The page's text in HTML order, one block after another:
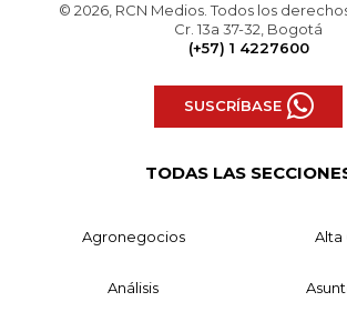
© 2026, RCN Medios. Todos los
Cr. 13a 37-32, Bogotá
(+57) 1 4227600
SUSCRÍBASE
TODAS LAS
Agronegocios Alta
Análisis